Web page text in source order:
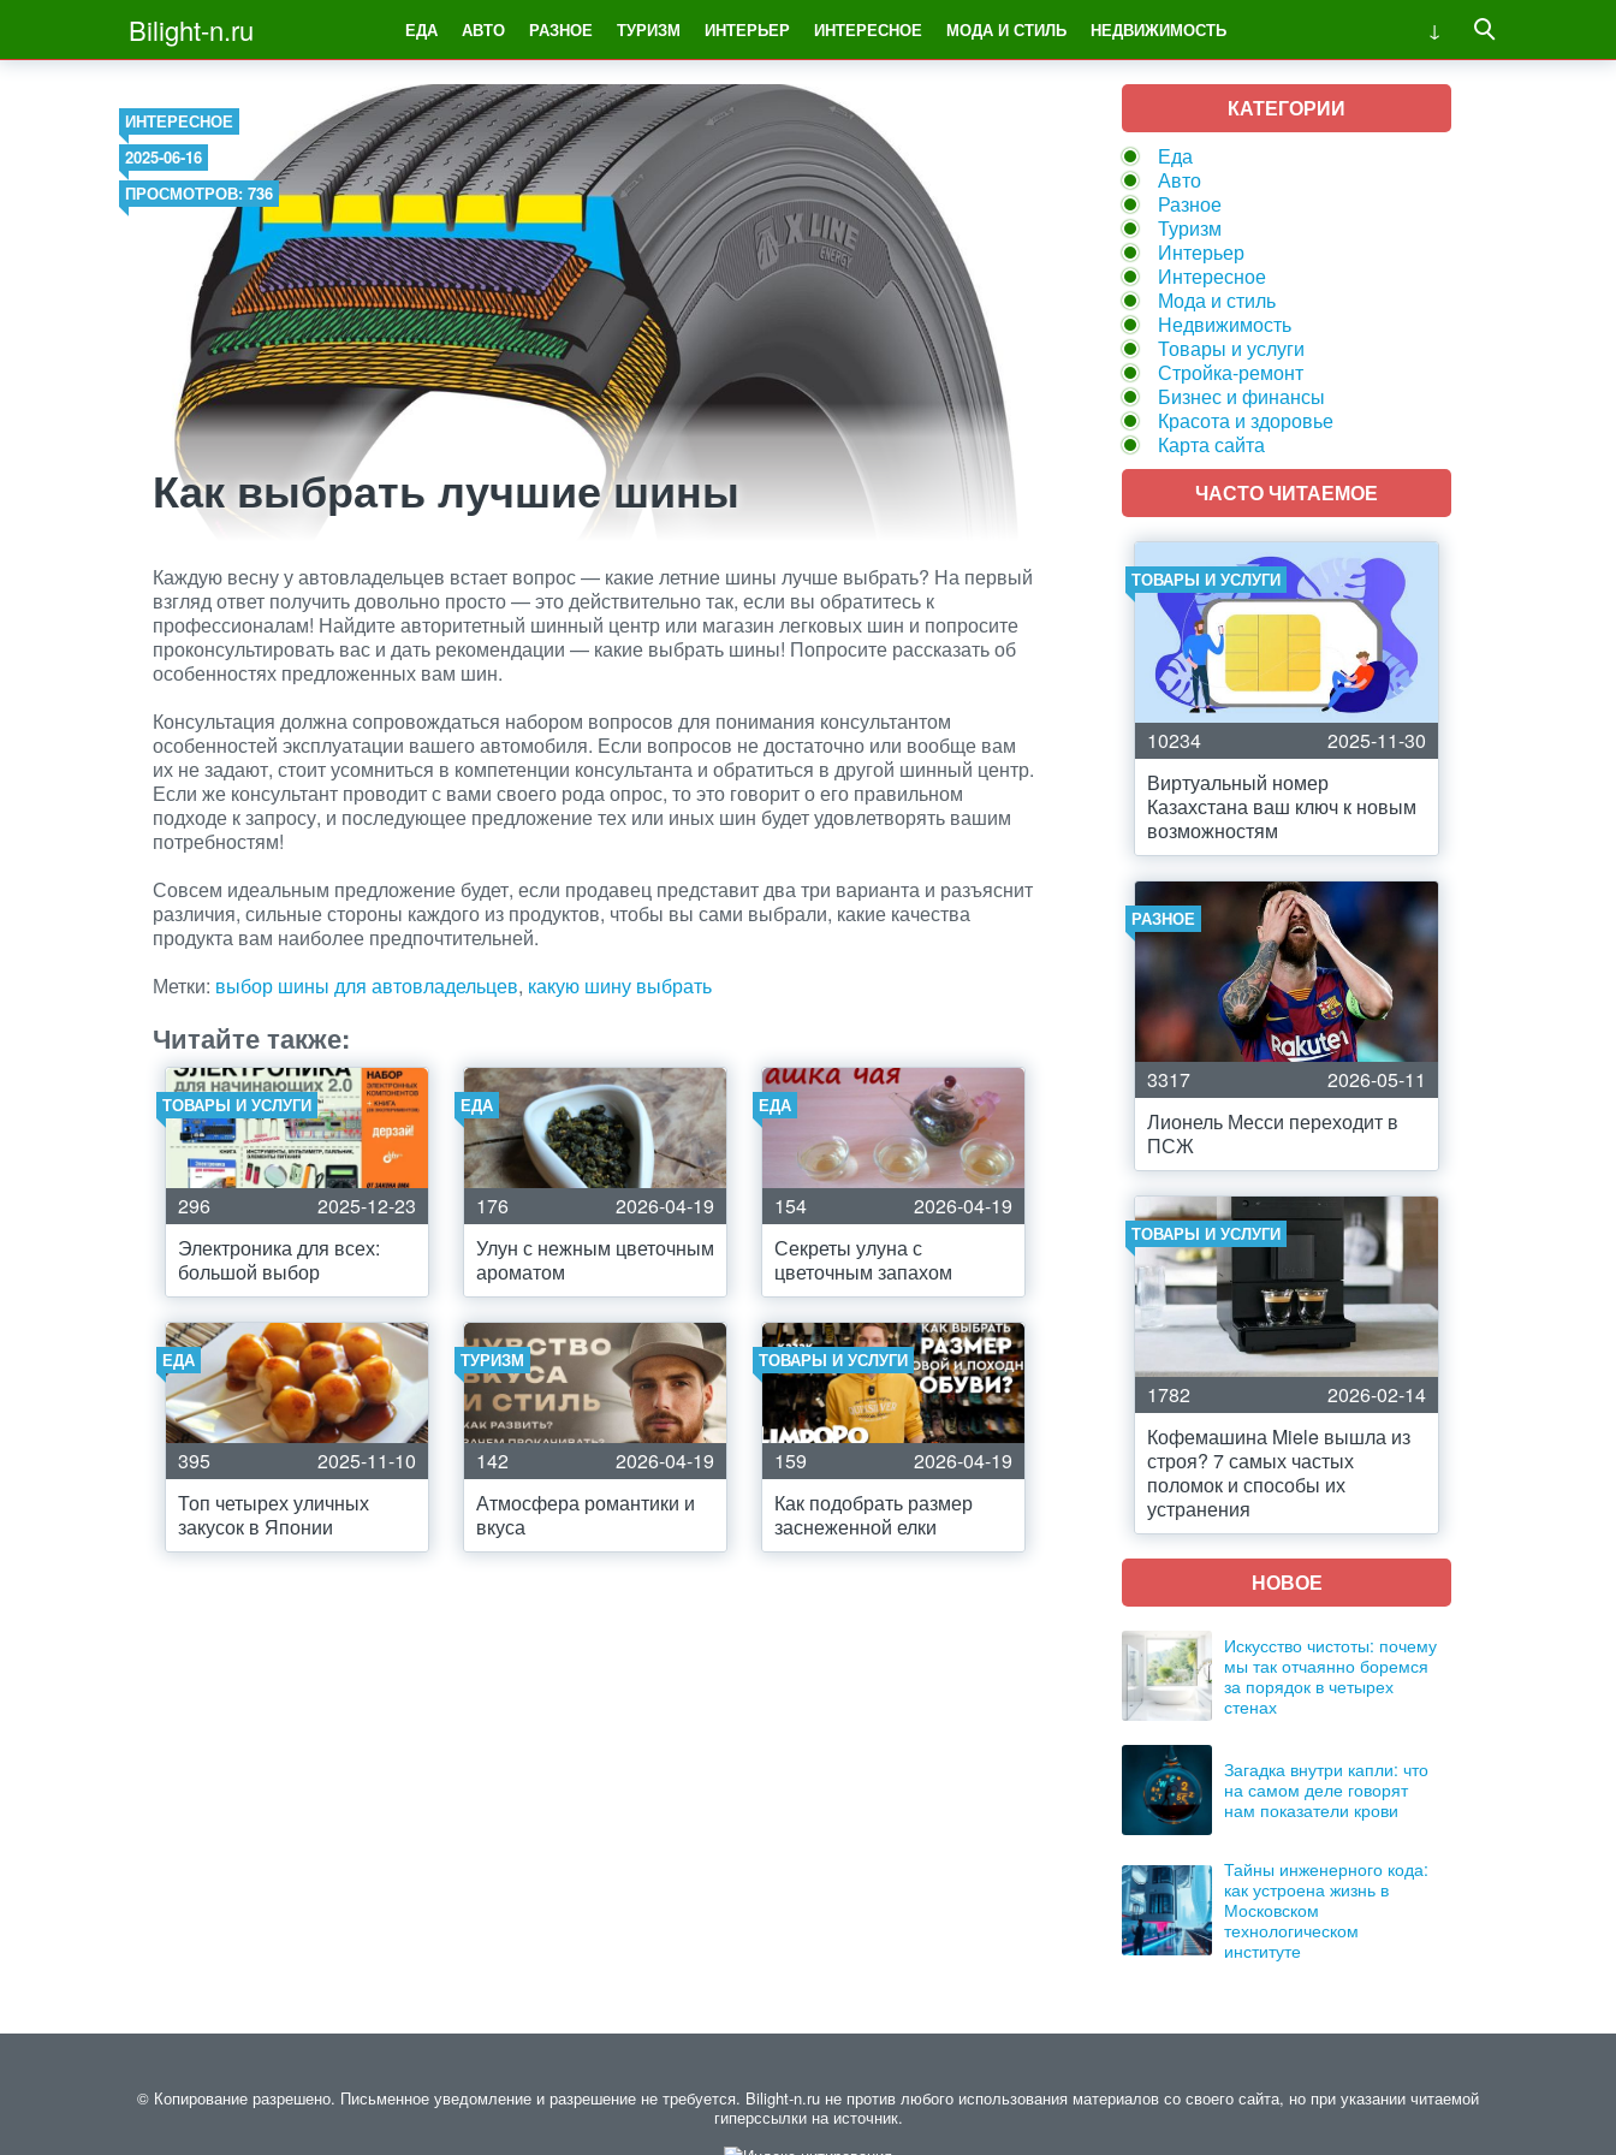
Bilight-n.ru ЕДА АВТО РАЗНОЕ ТУРИЗМ ИНТЕРЬЕР ИНТЕРЕСНОЕ МОДА И СТИЛЬ НЕДВИЖИМОСТЬ
ИНТЕРЕСНОЕ
2025-06-16
ПРОСМОТРОВ: 736
Как выбрать лучшие шины
Каждую весну у автовладельцев встает вопрос — какие летние шины лучше выбрать? На первый
взгляд ответ получить довольно просто — это действительно так, если вы обратитесь к
профессионалам! Найдите авторитетный шинный центр или магазин легковых шин и попросите
проконсультировать вас и дать рекомендации — какие выбрать шины! Попросите рассказать об
особенностях предложенных вам шин.
Консультация должна сопровождаться набором вопросов для понимания консультантом
особенностей эксплуатации вашего автомобиля. Если вопросов не достаточно или вообще вам
их не задают, стоит усомниться в компетенции консультанта и обратиться в другой шинный центр.
Если же консультант проводит с вами своего рода опрос, то это говорит о его правильном
подходе к запросу, и последующее предложение тех или иных шин будет удовлетворять вашим
потребностям!
Совсем идеальным предложение будет, если продавец представит два три варианта и разъяснит
различия, сильные стороны каждого из продуктов, чтобы вы сами выбрали, какие качества
продукта вам наиболее предпочтительней.
Метки: выбор шины для автовладельцев, какую шину выбрать
Читайте также:
ТОВАРЫ И УСЛУГИ
296
2025-12-23
Электроника для всех:
большой выбор
ЕДА
176
2026-04-19
Улун с нежным цветочным
ароматом
ЕДА
154
2026-04-19
Секреты улуна с
цветочным запахом
ЕДА
395
2025-11-10
Топ четырех уличных
закусок в Японии
ТУРИЗМ
142
2026-04-19
Атмосфера романтики и
вкуса
ТОВАРЫ И УСЛУГИ
159
2026-04-19
Как подобрать размер
заснеженной елки
КАТЕГОРИИ
Еда
Авто
Разное
Туризм
Интерьер
Интересное
Мода и стиль
Недвижимость
Товары и услуги
Стройка-ремонт
Бизнес и финансы
Красота и здоровье
Карта сайта
ЧАСТО ЧИТАЕМОЕ
ТОВАРЫ И УСЛУГИ
10234
2025-11-30
Виртуальный номер
Казахстана ваш ключ к новым
возможностям
РАЗНОЕ
3317
2026-05-11
Лионель Месси переходит в
ПСЖ
ТОВАРЫ И УСЛУГИ
1782
2026-02-14
Кофемашина Miele вышла из
строя? 7 самых частых
поломок и способы их
устранения
НОВОЕ
Искусство чистоты: почему
мы так отчаянно боремся
за порядок в четырех
стенах
Загадка внутри капли: что
на самом деле говорят
нам показатели крови
Тайны инженерного кода:
как устроена жизнь в
Московском
технологическом
институте
© Копирование разрешено. Письменное уведомление и разрешение не требуется. Bilight-n.ru не против любого использования материалов со своего сайта, но при указании читаемой
гиперссылки на источник.